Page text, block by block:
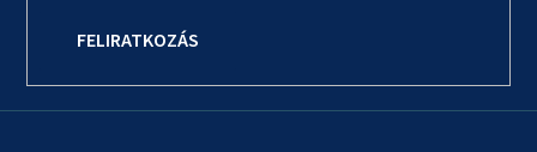
FELIRATKOZÁS